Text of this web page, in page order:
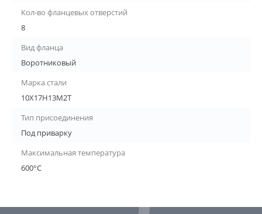
Кол-во фланцевых отверстий
8
Вид фланца
Воротниковый
Марка стали
10Х17Н13М2Т
Тип присоединения
Под приварку
Максимальная температура
600°С